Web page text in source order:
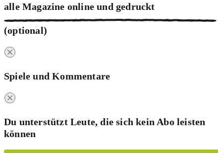
alle Magazine online und gedruckt
(optional)
Spiele und Kommentare
Du unterstützt Leute, die sich kein Abo leisten
können